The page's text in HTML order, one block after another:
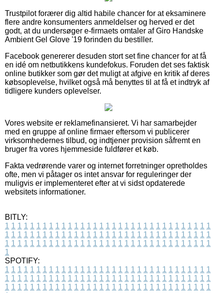
Trustpilot forærer dig altid habile chancer for at eksaminere
flere andre konsumenters anmeldelser og herved er det
godt, at du undersøger e-firmaets omtaler af Giro Handske
Ambient Gel Glove '19 forinden du bestiller.
Facebook genererer desuden stort set fine chancer for at få
en idé om netbutikkens kundefokus. Foruden det ses faktisk
online butikker som gør det muligt at afgive en kritik af deres
købsoplevelse, hvilket også må benyttes til at få et indtryk af
tidligere kunders oplevelser.
Vores website er reklamefinansieret. Vi har samarbejder
med en gruppe af online firmaer eftersom vi publicerer
virksomhedernes tilbud, og indtjener provision såfremt en
bruger fra vores hjemmeside fuldfører et køb.
Fakta vedrørende varer og internet forretninger opretholdes
ofte, men vi påtager os intet ansvar for reguleringer der
muligvis er implementeret efter at vi sidst opdaterede
websitets informationer.
BITLY:
1 1 1 1 1 1 1 1 1 1 1 1 1 1 1 1 1 1 1 1 1 1 1 1 1 1 1 1 1 1 1 1 1
1 1 1 1 1 1 1 1 1 1 1 1 1 1 1 1 1 1 1 1 1 1 1 1 1 1 1 1 1 1 1 1 1
1 1 1 1 1 1 1 1 1 1 1 1 1 1 1 1 1 1 1 1 1 1 1 1 1 1 1 1 1 1 1 1 1
1
SPOTIFY:
1 1 1 1 1 1 1 1 1 1 1 1 1 1 1 1 1 1 1 1 1 1 1 1 1 1 1 1 1 1 1 1 1
1 1 1 1 1 1 1 1 1 1 1 1 1 1 1 1 1 1 1 1 1 1 1 1 1 1 1 1 1 1 1 1 1
1 1 1 1 1 1 1 1 1 1 1 1 1 1 1 1 1 1 1 1 1 1 1 1 1 1 1 1 1 1 1 1 1